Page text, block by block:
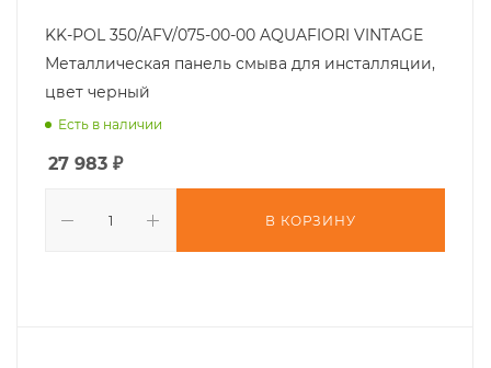
KK-POL 350/AFV/075-00-00 AQUAFIORI VINTAGE
Металлическая панель смыва для инсталляции,
цвет черный
Есть в наличии
27 983 ₽
В КОРЗИНУ